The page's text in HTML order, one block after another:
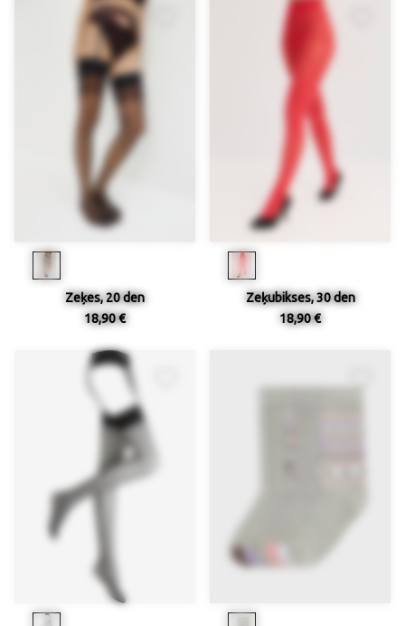
Zeķes, 20 den
18,90 €
Zeķubikses, 30 den
18,90 €